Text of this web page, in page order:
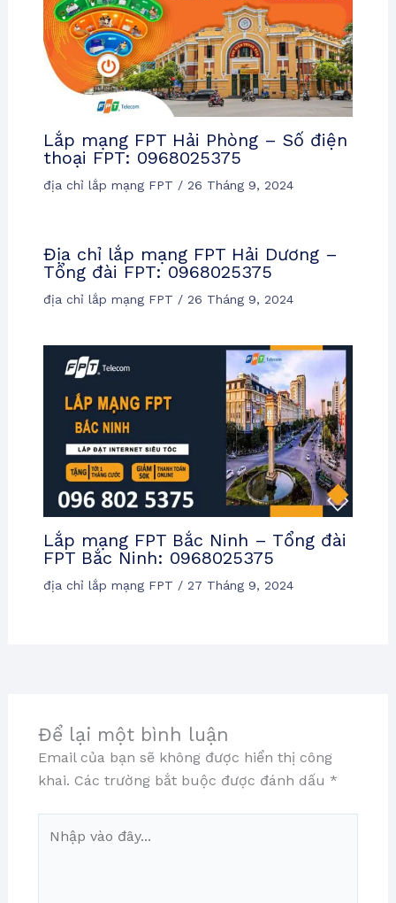
Lắp mạng FPT Hải Phòng – Số điện
thoại FPT: 0968025375
địa chỉ lắp mạng FPT / 26 Tháng 9, 2024
Địa chỉ lắp mạng FPT Hải Dương –
Tổng đài FPT: 0968025375
địa chỉ lắp mạng FPT / 26 Tháng 9, 2024
Lắp mạng FPT Bắc Ninh – Tổng đài
FPT Bắc Ninh: 0968025375
địa chỉ lắp mạng FPT / 27 Tháng 9, 2024
Để lại một bình luận
Email của bạn sẽ không được hiển thị công
khai. Các trường bắt buộc được đánh dấu *
vào